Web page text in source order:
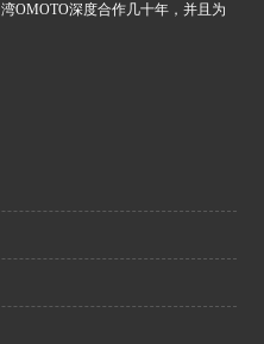
OMOTO深度合作几十年，并且为